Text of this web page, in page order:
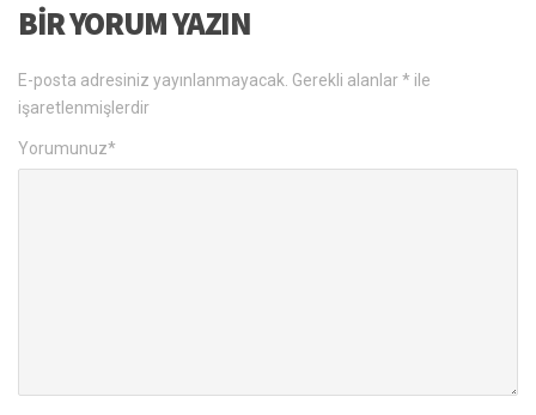
BIR YORUM YAZIN
E-posta adresiniz yayınlanmayacak. Gerekli alanlar* ile
işaretlenmişlerdir
Yorumunuz*